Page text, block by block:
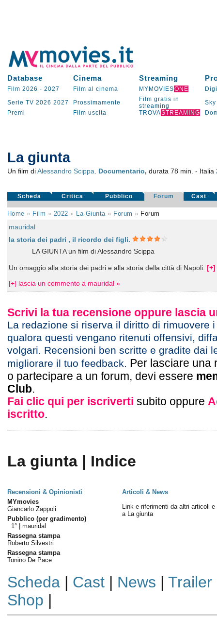
Database Cinema Streaming
Film 2026 - 2027 Film al cinema MYMOVIESONE
Serie TV 2026 2027 Prossimamente
Film gratis in
streaming
Sky
Premi
Film uscita TROVASTREAMING
La giunta
Un film diAlessandro Scippa Documentario, durata 78 min. - Italia
Scheda Critica Pubblico Forum Cast
Home » Film » 2022 » La Giunta» Forum » Forum
mauridal
la storia dei padri , il ricordo dei figli.
LA GIUNTA un film di Alessandro Scippa
Un omaggio alla storia dei padri e alla storia della città di Napoli. [+]
[+] lascia un commento a mauridal »
Scrivi la tua recensione oppure lascia
La redazione si riserva il diritto di rimuovere
qualora questi vengano ritenuti offensivi,
volgari. Recensioni ben scritte e gradite dai
migliorare il tuo feedback. Per lasciare una
o partecipare a un forum, devi essere
Club.
Fai clic qui per iscriverti subito oppure
iscritto.
La giunta | Indice
Recensioni & Opinionisti
Articoli & News
MYmovies
Giancarlo Zappoli
Pubblico (per gradimento)
1° | mauridal
Rassegna stampa
Roberto Silvestri
Rassegna stampa
Tonino De Pace
Link e riferimenti da altri articoli e
a La giunta
Scheda| Cast| News | Trailer
Shop |